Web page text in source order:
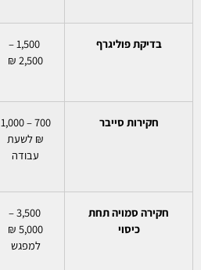
בדיקת פוליגרף
1,500 –
2,500 ₪
חקירות סייבר
700 – 1,000
₪ לשעת
עבודה
חקירה סמויה תחת
כיסוי
3,500 –
5,000 ₪
למפגש